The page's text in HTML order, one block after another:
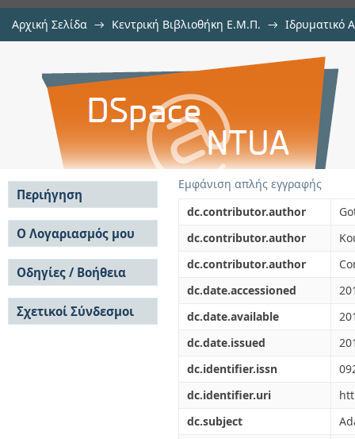
Αρχική Σελίδα → Κεντρική Βιβλιοθήκη Ε.Μ.Π. → Ιδρυματικό
Adaptive power and
data networks
Εμφάνιση απλής εγγραφής
dc.contributor.author
dc.contributor.author
dc.contributor.author
dc.date.accessioned
dc.date.available
dc.date.issued
dc.identifier.issn
dc.identifier.uri
dc.subject
Περιήγηση
Σε όλο το DSpace
Κοινότητες & Συλλογές
Ανά Ημερομηνία
Έκδοσης
Συγγραφείς
Τίτλοι
Θέματα
Ο Λογαριασμός μου
Σύνδεση
Εγγραφή
Οδηγίες / Βοήθεια
Οδηγίες Υποβολής
Οδηγίες Χρήσης ΙΑ
Συχνές Ερωτήσεις
Σχετικοί Σύνδεσμοι